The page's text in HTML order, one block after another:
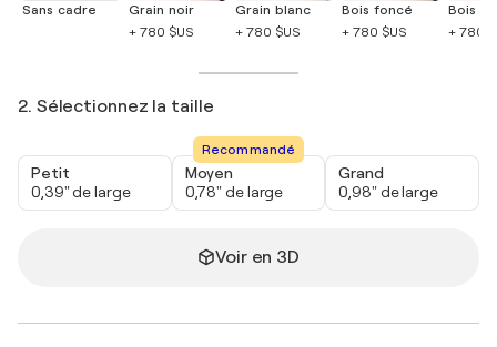
Sans cadre
Grain noir
+ 780 $US
Grain blanc
+ 780 $US
Bois foncé
+ 780 $US
Bois
+ 780
2. Sélectionnez la taille
Petit
0,39" de large
Recommandé
Moyen
0,78" de large
Grand
0,98" de large
Voir en 3D